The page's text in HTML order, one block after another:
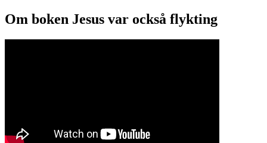
Om boken Jesus var också flykting